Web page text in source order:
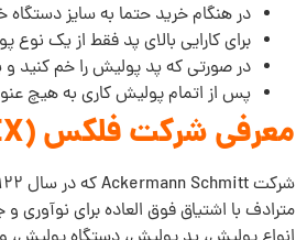
در هنگام خرید حتما به سایز دستگاه
برای کارایی بالای پد فقط از یک نوع
در صورتی که پد پولیش را خم کنید و
پس از اتمام پولیش کاری به هیچ
معرفی شرکت فلکس (FLEX):
شرکت Ackermann Schmitt که در سال 1922 در شهر سوابی Bad Cannstatt در نزدیکی اشتوتگارت تأسیس شد، که نام تجاری
مترادف با اشتیاق فوق العاده برای